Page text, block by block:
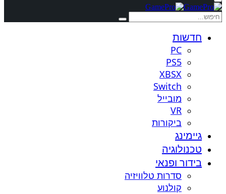
חדשות
PC
PS5
XBSX
Switch
מובייל
VR
ביקורות
גיימינג
טכנולוגיה
בידור ופנאי
סדרות טלוויזיה
קולנוע